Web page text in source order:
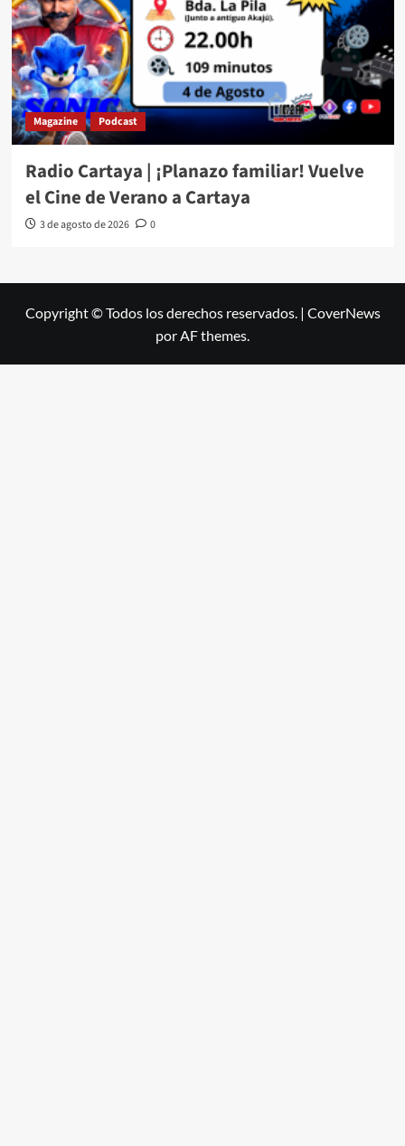
Magazine Podcast
Radio Cartaya | ¡Planazo familiar! Vuelve
el Cine de Verano a Cartaya
3 de agosto de 2026 0
Copyright © Todos los derechos reservados. | CoverNews
por AF themes.